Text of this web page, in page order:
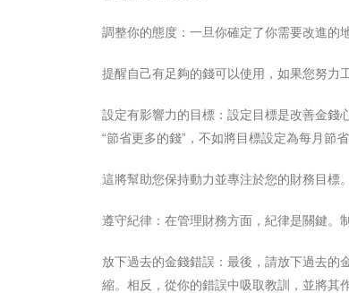
調整你的態度：一旦你確定了你需要改進的
提醒自己有足夠的錢可以使用，如果您努力
設定有影響力的目標：設定目標是改善金錢
“節省更多的錢”，不如將目標設定為每月節省
這將幫助您保持動力並專注於您的財務目標。
遵守紀律：在管理財務方面，紀律是關鍵。
放下過去的金錢錯誤：最後，請放下過去的
縮。相反，從你的錯誤中吸取教訓，並將其